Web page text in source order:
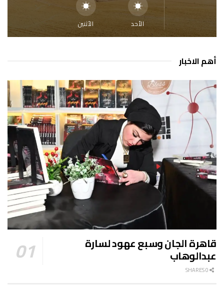
الأحد الأثنين
أهم الاخبار
قاهرة الجان وسبع عهود لسارة
عبدالوهاب